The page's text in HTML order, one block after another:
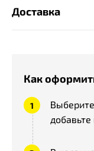
Как
Доставка